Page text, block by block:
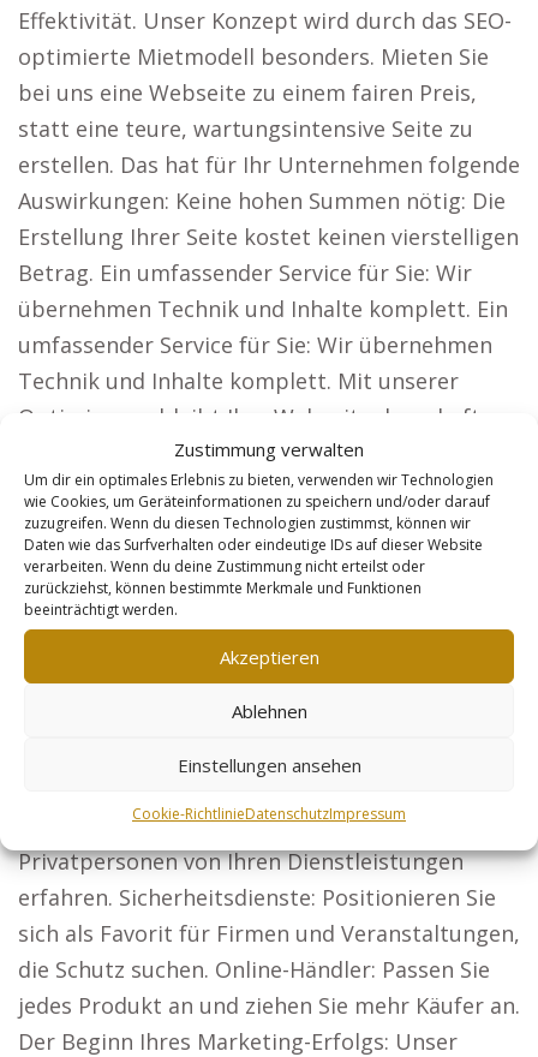
Zustimmung verwalten
Um dir ein optimales Erlebnis zu bieten, verwenden wir Technologien
wie Cookies, um Geräteinformationen zu speichern und/oder darauf
zuzugreifen. Wenn du diesen Technologien zustimmst, können wir
Daten wie das Surfverhalten oder eindeutige IDs auf dieser Website
verarbeiten. Wenn du deine Zustimmung nicht erteilst oder
zurückziehst, können bestimmte Merkmale und Funktionen
beeinträchtigt werden.
Akzeptieren
Ablehnen
Einstellungen ansehen
Cookie-RichtlinieDatenschutzImpressum
Effektivität. Unser Konzept wird durch das SEO-
optimierte Mietmodell besonders. Mieten Sie
bei uns eine Webseite zu einem fairen Preis,
statt eine teure, wartungsintensive Seite zu
erstellen. Das hat für Ihr Unternehmen folgende
Auswirkungen: Keine hohen Summen nötig: Die
Erstellung Ihrer Seite kostet keinen vierstelligen
Betrag. Ein umfassender Service für Sie: Wir
übernehmen Technik und Inhalte komplett. Ein
umfassender Service für Sie: Wir übernehmen
Technik und Inhalte komplett. Mit unserer
Optimierung bleibt Ihre Webseite dauerhaft
aktuell und leistungsfähig. Planbare Ausgaben:
Sie zahlen monatlich einen festen Betrag ohne
Zusatzkosten. Warum Kunden mit unserer
Lösung immer einen Schritt voraus sind. Unsere
Webseiten sind ideal für Unternehmen, die eine
hohe Reichweite benötigen, darunter: Anwälte:
Lassen Sie sich bundesweit finden und
erschließen Sie neue Mandantengruppen.
Bauherren für neue Projekte an.
Steuerberater: Lassen Sie Firmen und
Privatpersonen von Ihren Dienstleistungen
erfahren. Sicherheitsdienste: Positionieren Sie
sich als Favorit für Firmen und Veranstaltungen,
die Schutz suchen. Online-Händler: Passen Sie
jedes Produkt an und ziehen Sie mehr Käufer an.
Der Beginn Ihres Marketing-Erfolgs: Unser